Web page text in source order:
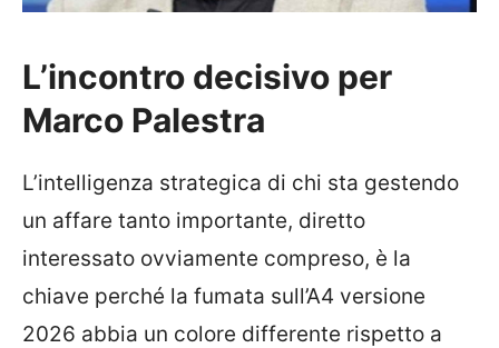
L’incontro decisivo per
Marco Palestra
L’intelligenza strategica di chi sta gestendo
un affare tanto importante, diretto
interessato ovviamente compreso, è la
chiave perché la fumata sull’A4 versione
2026 abbia un colore differente rispetto a